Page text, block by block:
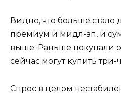
Видно, что больше стало
премиум и мидл-ап, и
выше. Раньше покупали
сейчас могут купить три-
Спрос в целом